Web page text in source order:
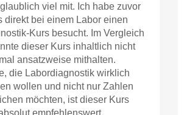
viel mit. Ich habe zuvor
direkt bei einem Labor einen
Kurs besucht. Im Vergleich
dieser Kurs inhaltlich nicht
ansatzweise mithalten.
die Labordiagnostik wirklich
wollen und nicht nur Zahlen
möchten, ist dieser Kurs
empfehlenswert.